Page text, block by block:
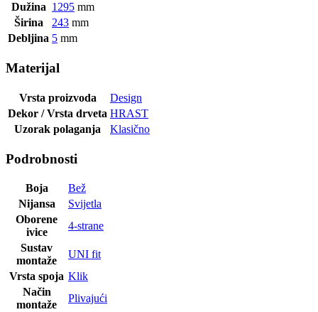
Dužina 1295 mm
Širina
243 mm
Debljina 5 mm
Materijal
Vrsta proizvoda
Design
Dekor / Vrsta drveta HRAST
Uzorak polaganja
Klasično
Podrobnosti
Boja
Bež
Nijansa
Svijetla
Oborene
ivice
4-strane
Sustav
montaže
UNI fit
Vrsta spoja Klik
Način
montaže
Plivajući